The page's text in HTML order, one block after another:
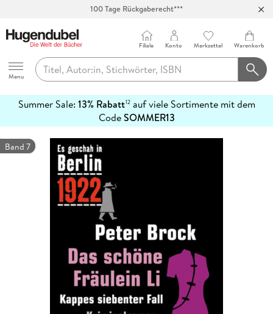
100 Tage Rückgaberecht***
Hugendubel
Menu
Filiale Konto Merkzettel Warenkorb
Summer Sale: 13% Rabatt12auf viele Sortimente mit dem
CodeSOMMER13
erfahren
Band 7